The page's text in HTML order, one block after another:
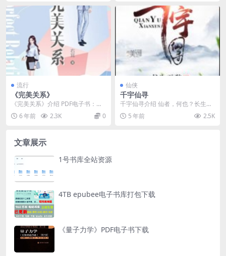
流行
《完美关系》
《完美关系》介绍 PDF电子书：完
美联系 PDF电子书作者：右耳 出版
社：青岛出...
6 年前 2.3K 0
仙侠
千宇仙寻
千宇仙寻介绍 仙者，何也？长生不
死，睥睨众生，举手投足可令六合
坍塌！寻仙一途，千...
5 年前 2.5K
文章展示
1号书库全站资源
4TB epubee电子书库打包下载
《量子力学》PDF电子书下载